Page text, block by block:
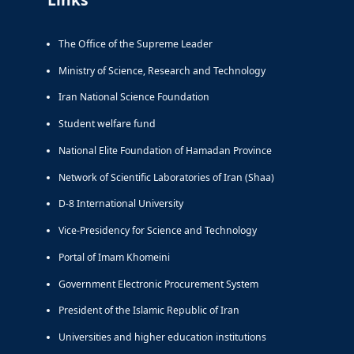
The Office of the Supreme Leader
Ministry of Science, Research and Technology
Iran National Science Foundation
Student welfare fund
National Elite Foundation of Hamadan Province
Network of Scientific Laboratories of Iran (Shaa)
D-8 International University
Vice-Presidency for Science and Technology
Portal of Imam Khomeini
Government Electronic Procurement System
President of the Islamic Republic of Iran
Universities and higher education institutions